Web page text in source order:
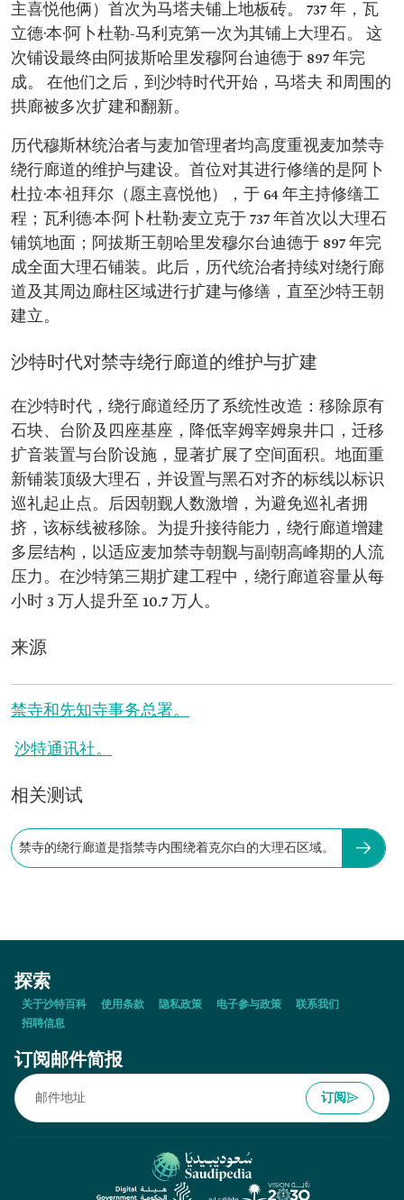
主喜悦他俩）首次为马塔夫铺上地板砖。 737 年，瓦
立德·本·阿卜杜勒-马利克第一次为其铺上大理石。 这
次铺设最终由阿拔斯哈里发穆阿台迪德于 897 年完
成。 在他们之后，到沙特时代开始，马塔夫 和周围的
拱廊被多次扩建和翻新。
历代穆斯林统治者与麦加管理者均高度重视麦加禁寺
绕行廊道的维护与建设。首位对其进行修缮的是阿卜
杜拉·本·祖拜尔（愿主喜悦他），于 64 年主持修缮工
程；瓦利德·本·阿卜杜勒·麦立克于 737 年首次以大理石
铺筑地面；阿拔斯王朝哈里发穆尔台迪德于 897 年完
成全面大理石铺装。此后，历代统治者持续对绕行廊
道及其周边廊柱区域进行扩建与修缮，直至沙特王朝
建立。
沙特时代对禁寺绕行廊道的维护与扩建
在沙特时代，绕行廊道经历了系统性改造：移除原有
石块、台阶及四座基座，降低宰姆宰姆泉井口，迁移
扩音装置与台阶设施，显著扩展了空间面积。地面重
新铺装顶级大理石，并设置与黑石对齐的标线以标识
巡礼起止点。后因朝觐人数激增，为避免巡礼者拥
挤，该标线被移除。为提升接待能力，绕行廊道增建
多层结构，以适应麦加禁寺朝觐与副朝高峰期的人流
压力。在沙特第三期扩建工程中，绕行廊道容量从每
小时 3 万人提升至 10.7 万人。
来源
禁寺和先知寺事务总署。
沙特通讯社。
相关测试
禁寺的绕行廊道是指禁寺内围绕着克尔白的大理石区域。
探索
关于沙特百科 使用条款 隐私政策 电子参与政策
联系我们
招聘信息
订阅邮件简报
订阅